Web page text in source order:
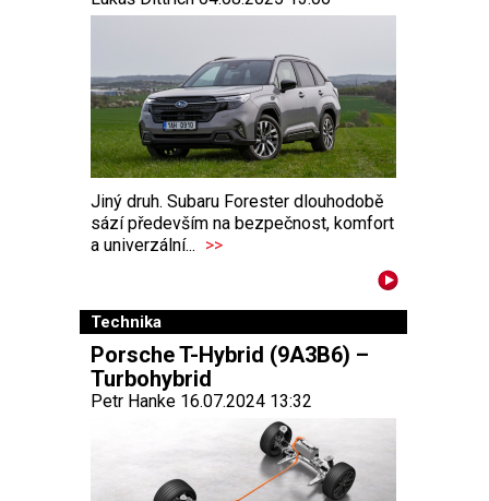
Jiný druh. Subaru Forester dlouhodobě
sází především na bezpečnost, komfort
a univerzální... >>
Technika
Porsche T-Hybrid (9A3B6) –
Turbohybrid
Petr Hanke 16.07.2024 13:32